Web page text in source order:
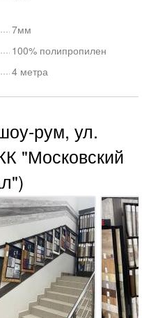
7мм
100% полипропилен
4 метра
рум, ул.
"Московский